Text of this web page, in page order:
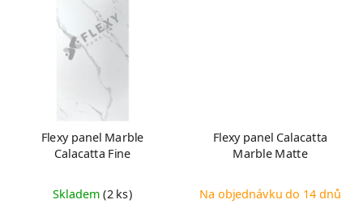
Flexy panel Marble
Calacatta Fine
Skladem(2 ks)
Flexy panel Calacatta
Marble Matte
Na objednávku do 14 dnů